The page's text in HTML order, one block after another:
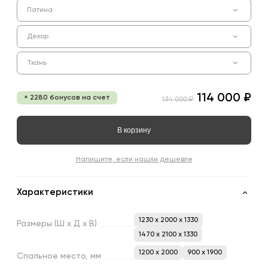
Патина
Декор
Ткань
+ 2280 бонусов на счет 134 000 ₽ 114 000 ₽
В корзину
Напишите, если нашли дешевле
Характеристики
Размеры (Ш х Д х В)
1230 x 2000 x 1330
1470 x 2100 x 1330
Спальное место, мм 1200 х 2000 900 х 1900